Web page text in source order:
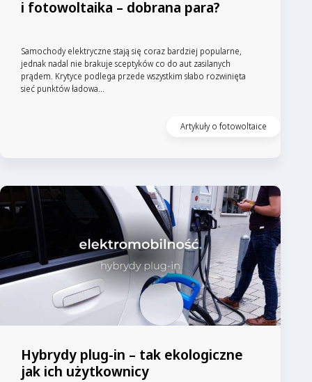
i fotowoltaika – dobrana para?
Samochody elektryczne stają się coraz bardziej popularne,
jednak nadal nie brakuje sceptyków co do aut zasilanych
prądem. Krytyce podlega przede wszystkim słabo rozwinięta
sieć punktów ładowa...
Artykuły o fotowoltaice
Hybrydy plug-in – tak ekologiczne
jak ich użytkownicy